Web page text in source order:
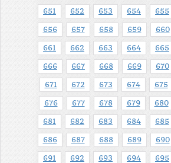
651 652 653 654 655
656 657 658 659 660
661 662 663 664 665
666 667 668 669 670
671 672 673 674 675
676 677 678 679 680
681 682 683 684 685
686 687 688 689 690
691 692 693 694 695